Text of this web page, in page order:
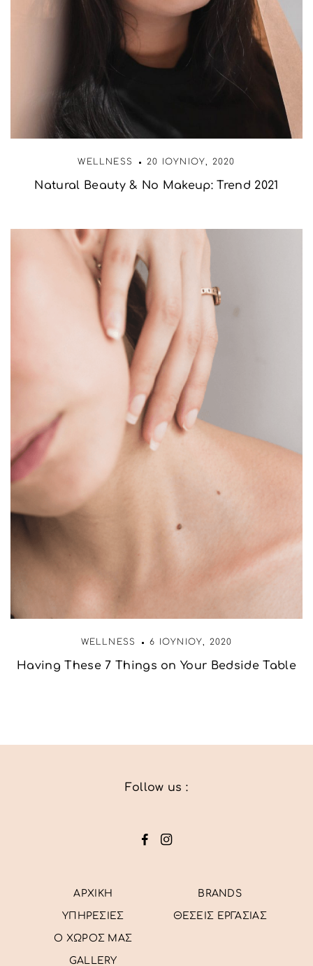
WELLNESS 20 ΙΟΥΝΊΟΥ, 2020
Natural Beauty & No Makeup: Trend 2021
WELLNESS 6 ΙΟΥΝΊΟΥ, 2020
Having These 7 Things on Your Bedside Table
ΑΡΧΙΚΗ
ΥΠΗΡΕΣΙΕΣ
Ο ΧΩΡΟΣ ΜΑΣ
GALLERY
BRANDS
ΘΕΣΕΙΣ ΕΡΓΑΣΙΑΣ
Follow us :